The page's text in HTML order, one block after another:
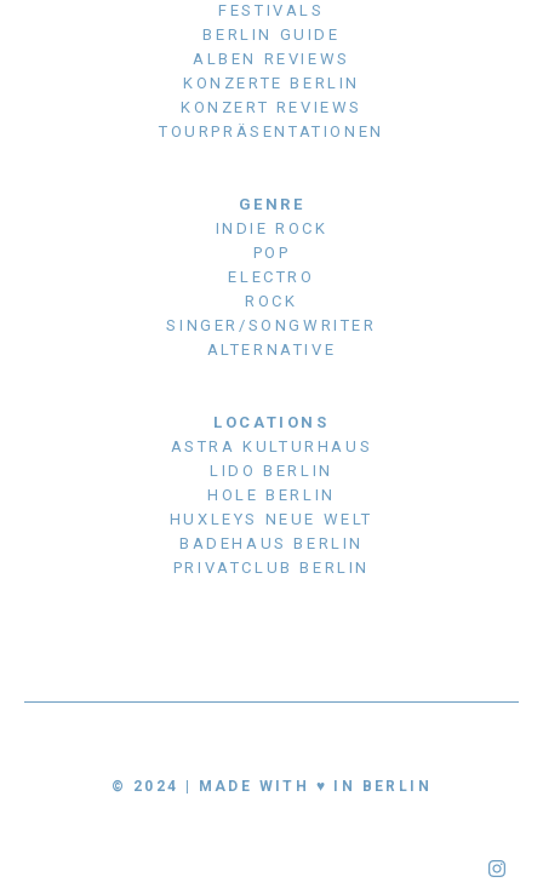
FESTIVALS
BERLIN GUIDE
ALBEN REVIEWS
KONZERTE BERLIN
KONZERT REVIEWS
TOURPRÄSENTATIONEN
GENRE
INDIE ROCK
POP
ELECTRO
ROCK
SINGER/SONGWRITER
ALTERNATIVE
LOCATIONS
ASTRA KULTURHAUS
LIDO BERLIN
HOLE BERLIN
HUXLEYS NEUE WELT
BADEHAUS BERLIN
PRIVATCLUB BERLIN
© 2024 | MADE WITH ♥ IN BERLIN